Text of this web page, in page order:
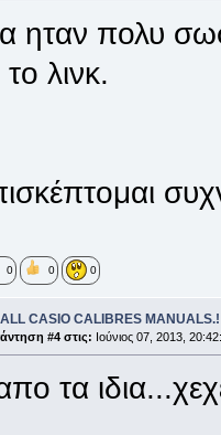
ηταν πολυ
λινκ.
0 0 0
CASIO CALIBRES
#4 στις: Ιούνιος 07, 2013,
τα